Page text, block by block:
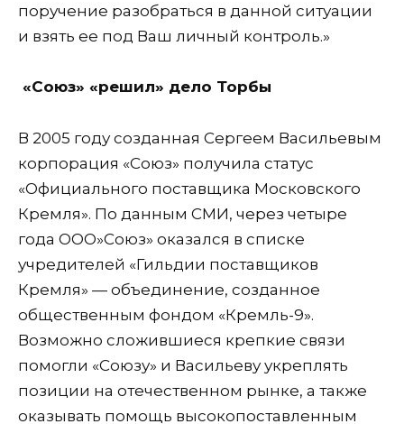
поручение разобраться в данной ситуации
и взять ее под Ваш личный контроль.»
«Союз» «решил» дело Торбы
В 2005 году созданная Сергеем Васильевым
корпорация «Союз» получила статус
«Официального поставщика Московского
Кремля». По данным СМИ, через четыре
года ООО»Союз» оказался в списке
учредителей «Гильдии поставщиков
Кремля» — объединение, созданное
общественным фондом «Кремль-9».
Возможно сложившиеся крепкие связи
помогли «Союзу» и Васильеву укреплять
позиции на отечественном рынке, а также
оказывать помощь высокопоставленным